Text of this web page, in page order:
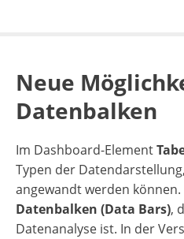
Neue
Datenbalken
Im Dashboard-Element
Typen der
angewandt werden
Datenbalken (Data Bars),
Datenanalyse ist. In der